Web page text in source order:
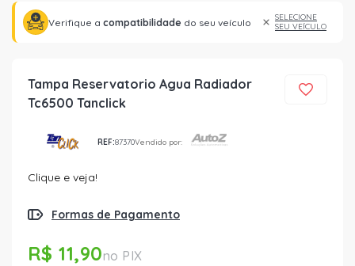
Verifique a compatibilidade do seu veículo
SELECIONE
SEU VEÍCULO
Tampa Reservatorio Agua Radiador
Tc6500 Tanclick
REF:87370Vendido por:
Clique e veja!
Formas de Pagamento
R$ 11,90